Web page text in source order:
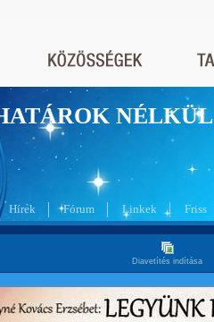
NÉLKÜL
Hírek Fórum Linkek Friss
Diavetítés indítása